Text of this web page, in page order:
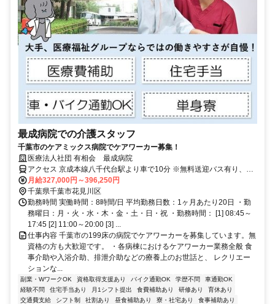
最成病院での介護スタッフ
千葉市のケアミックス病院でケアワーカー募集！
医療法人社団 有相会 最成病院
アクセス 京成本線八千代台駅より車で10分 ※無料送迎バス有り、車
通勤可能
月給327,000円～396,250円
千葉県千葉市花見川区
勤務時間 実働時間：8時間/日 平均勤務日数：1ヶ月あたり20日 ・勤
務曜日：月・火・水・木・金・土・日・祝 ・勤務時間： [1] 08:45～
17:45 [2] 11:00～20:00 [3] ...
仕事内容 千葉市の199床の病院でケアワーカーを募集しています。無
資格の方も大歓迎です。 ・各病棟におけるケアワーカー業務全般 食
事介助や入浴介助、排泄介助などの療養上のお世話と、 レクリエー
ションな...
副業・WワークOK 資格取得支援あり バイク通勤OK 学歴不問
車通勤OK
経験不問
住宅手当あり 月1シフト提出 食費補助あり 研修あり
育休あり
交通費支給
シフト制 社割あり 昼食補助あり 寮・社宅あり 食事補助あり